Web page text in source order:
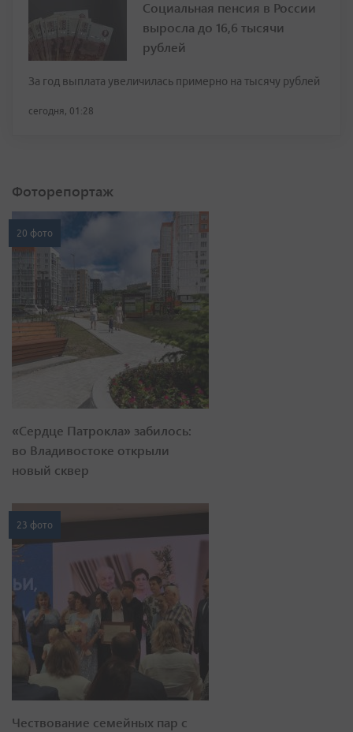
Социальная пенсия в России
выросла до 16,6 тысячи
рублей
За год выплата увеличилась примерно на тысячу рублей
сегодня, 01:28
Фоторепортаж
20 фото
«Сердце Патрокла» забилось:
во Владивостоке открыли
новый сквер
23 фото
Чествование семейных пар с